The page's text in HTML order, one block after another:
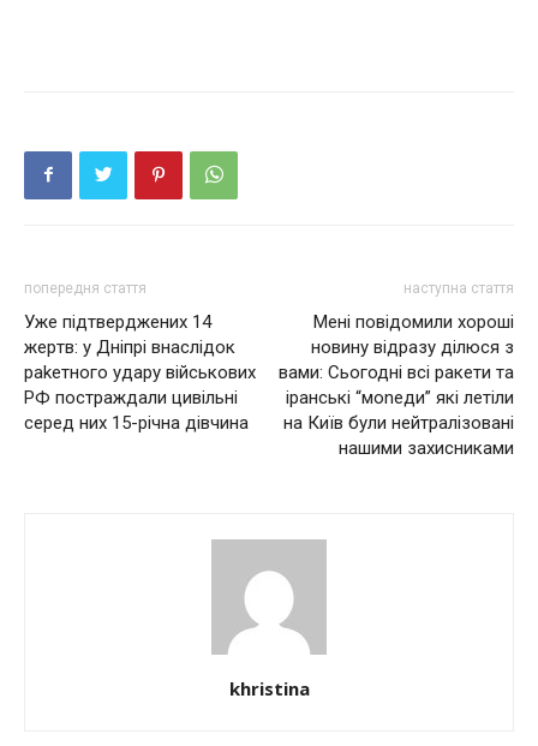
попередня стаття
Уже підтверджених 14
жеpтв: у Дніпрі внаслідок
раkетного удaру військових
РФ постраждали цивільні
серед них 15-річна дівчина
наступна стаття
Мені повідомили хороші
новину відразу ділюся з
вами: Сьогодні всі ракети та
іранські “моnеди” які летіли
на Київ були нейтралізовані
нашими захисниками
khristina